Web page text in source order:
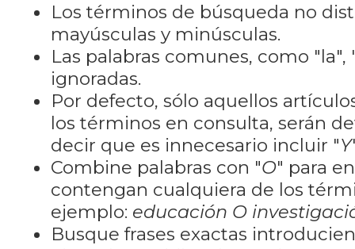
Los términos de búsqueda no
mayúsculas y minúsculas.
Las palabras comunes, como "la",
ignoradas.
Por defecto, sólo aquellos
los términos en consulta, serán
decir que es innecesario incluir "Y
Combine palabras con "O" para
contengan cualquiera de los
ejemplo: educación O
Busque frases exactas